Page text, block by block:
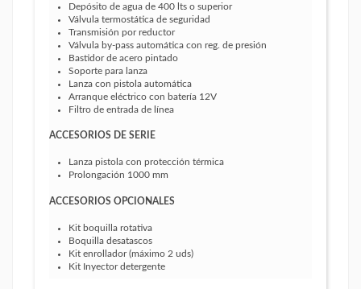
Depósito de agua de 400 lts o superior
Válvula termostática de seguridad
Transmisión por reductor
Válvula by-pass automática con reg. de presión
Bastidor de acero pintado
Soporte para lanza
Lanza con pistola automática
Arranque eléctrico con batería 12V
Filtro de entrada de línea
ACCESORIOS DE SERIE
Lanza pistola con protección térmica
Prolongación 1000 mm
ACCESORIOS OPCIONALES
Kit boquilla rotativa
Boquilla desatascos
Kit enrollador (máximo 2 uds)
Kit Inyector detergente